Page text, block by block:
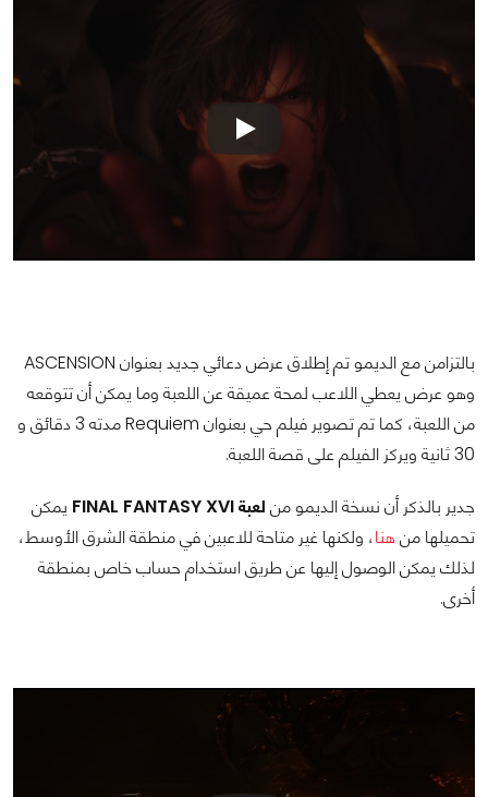
بالتزامن مع الديمو تم إطلاق عرض دعائي جديد بعنوان ASCENSION
وهو عرض يعطي اللاعب لمحة عميقة عن اللعبة وما يمكن أن تتوقعه
من اللعبة، كما تم تصوير فيلم حي بعنوان Requiem مدته 3 دقائق و
30 ثانية ويركز الفيلم على قصة اللعبة.
جدير بالذكر أن نسخة الديمو من لعبة FINAL FANTASY XVI
يمكن
تحميلها منهنا، ولكنها غير متاحة للاعبين في منطقة الشرق الأوسط،
لذلك يمكن الوصول إليها عن طريق استخدام حساب خاص بمنطقة
أخرى.